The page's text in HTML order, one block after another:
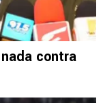
contra